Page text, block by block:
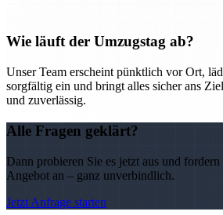
Wie läuft der Umzugstag ab?
Unser Team erscheint pünktlich vor Ort,
sorgfältig ein und bringt alles sicher ans
und zuverlässig.
Alle Fragen geklärt?
Dann probieren Sie es jetzt aus und
Angebot an – ganz unverbindlich.
Jetzt Anfrage starten